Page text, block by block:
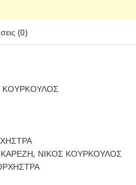
(0)
ΚΟΥΡΚΟΥΛΟΣ
ΝΙΚΟΣ ΚΟΥΡΚΟΥΛΟΣ